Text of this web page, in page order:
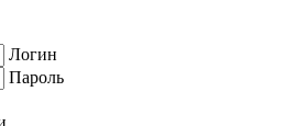
Логин
Пароль